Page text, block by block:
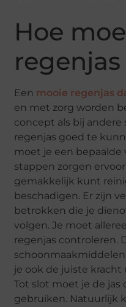
Hoe
Een mooie regenjas
en met zorg worden
concept als bij
regenjas goed te
moet je een bepaalde
stappen zorgen
gemakkelijk kunt
beschadigen. Er zijn
betrokken die je
volgen. Je moet
regenjas controleren.
je ook de juiste
Tot slot moet je de
gebruiken. Natuurlijk